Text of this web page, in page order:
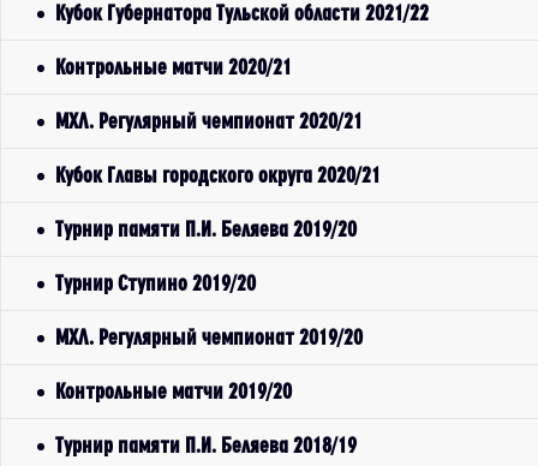
Кубок Губернатора Тульской области 2021/22
Контрольные матчи 2020/21
МХЛ. Регулярный чемпионат 2020/21
Кубок Главы городского округа 2020/21
Турнир памяти П.И. Беляева 2019/20
Турнир Ступино 2019/20
МХЛ. Регулярный чемпионат 2019/20
Контрольные матчи 2019/20
Турнир памяти П.И. Беляева 2018/19